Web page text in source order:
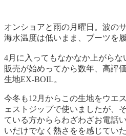
オンショアと雨の月曜日。 波の
海水温度は低いまま、ブーツを
4月に入ってもなかなか上がらな
販売が始めってから数年、高評
生地EX-BOIL。
今冬も12月からこの生地をウエ
ェストジップで使いましたが、
ている方かららわざわざお電話
いだけでなく熱さをを感じてい